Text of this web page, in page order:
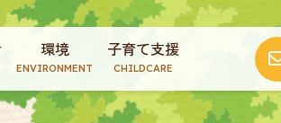
環境
ENVIRONMENT
子育て支援
CHILDCARE